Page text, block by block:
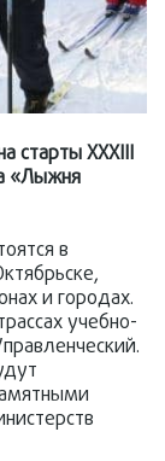
старты XXXIII
«Лыжня
в
и городах.
учебно-